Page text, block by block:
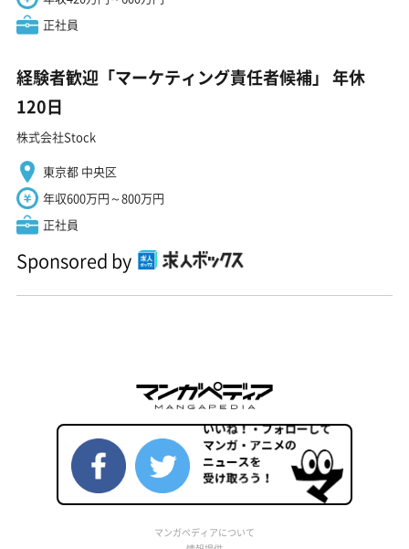
正社員
経験者歓迎「マーケティング責任者候補」 年休
120日
株式会社Stock
東京都 中央区
年収600万円～800万円
正社員
Sponsored by
マンガペディアについて